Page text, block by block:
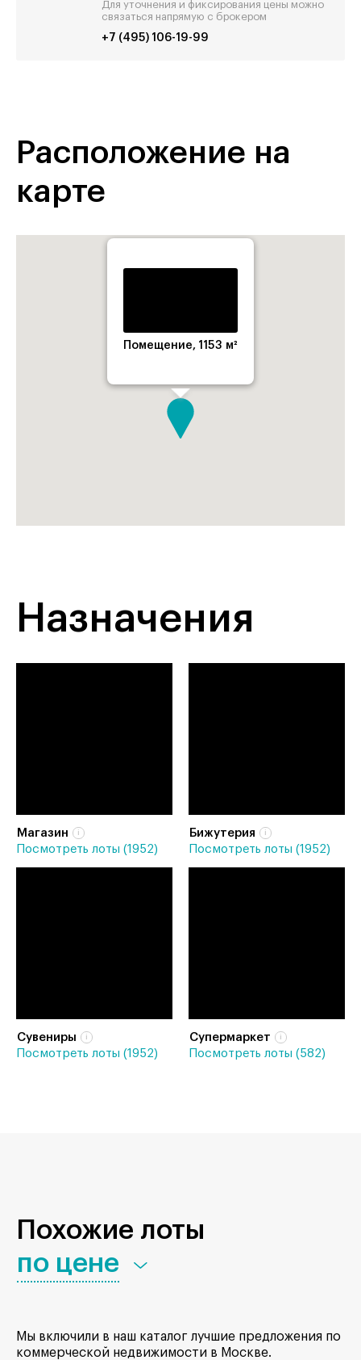
Для уточнения и фиксирования цены можно
связаться напрямую с брокером
+7 (495) 106-19-99
Расположение на
карте
Помещение, 1153 м²
Назначения
Магазин
Посмотреть лоты (1952)
Бижутерия
Посмотреть лоты (1952)
Сувениры
Посмотреть лоты (1952)
Супермаркет
Посмотреть лоты (582)
Похожие лоты
по цене
Мы включили в наш каталог лучшие предложения по
коммерческой недвижимости в Москве.